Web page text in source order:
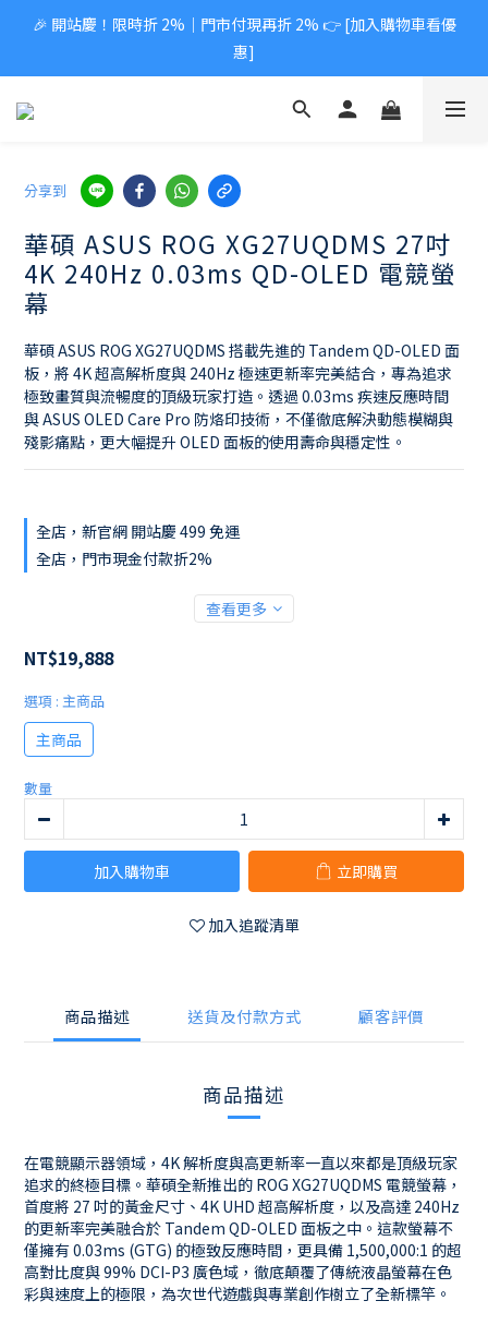
🎉 開站慶！限時折 2%｜門市付現再折 2% 👉 [加入購物車看優
惠]
分享到
華碩 ASUS ROG XG27UQDMS 27吋
4K 240Hz 0.03ms QD-OLED 電競螢
幕
華碩 ASUS ROG XG27UQDMS 搭載先進的 Tandem QD-OLED 面
板，將 4K 超高解析度與 240Hz 極速更新率完美結合，專為追求
極致畫質與流暢度的頂級玩家打造。透過 0.03ms 疾速反應時間
與 ASUS OLED Care Pro 防烙印技術，不僅徹底解決動態模糊與
殘影痛點，更大幅提升 OLED 面板的使用壽命與穩定性。
全店，新官網 開站慶 499 免運
全店，門市現金付款折2%
查看更多
NT$19,888
選項 : 主商品
主商品
數量
加入購物車 立即購買
加入追蹤清單
商品描述 送貨及付款方式 顧客評價
商品描述
在電競顯示器領域，4K 解析度與高更新率一直以來都是頂級玩家
追求的終極目標。華碩全新推出的 ROG XG27UQDMS 電競螢幕，
首度將 27 吋的黃金尺寸、4K UHD 超高解析度，以及高達 240Hz
的更新率完美融合於 Tandem QD-OLED 面板之中。這款螢幕不
僅擁有 0.03ms (GTG) 的極致反應時間，更具備 1,500,000:1 的超
高對比度與 99% DCI-P3 廣色域，徹底顛覆了傳統液晶螢幕在色
彩與速度上的極限，為次世代遊戲與專業創作樹立了全新標竿。